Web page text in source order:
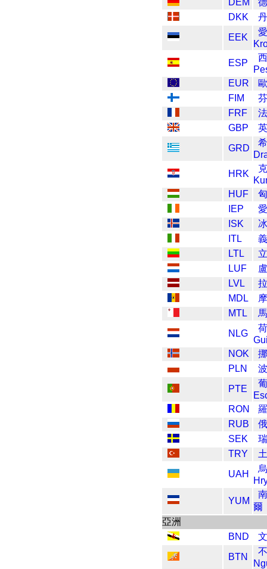
DKK
EEK
ESP
EUR
FIM
FRF
GBP
GRD
HRK
HUF
IEP
ISK
ITL
LTL
LUF
LVL
MDL
MTL
NLG
NOK
PLN
PTE
RON
RUB
SEK
TRY
UAH
YUM
爾
亞洲
BND
BTN